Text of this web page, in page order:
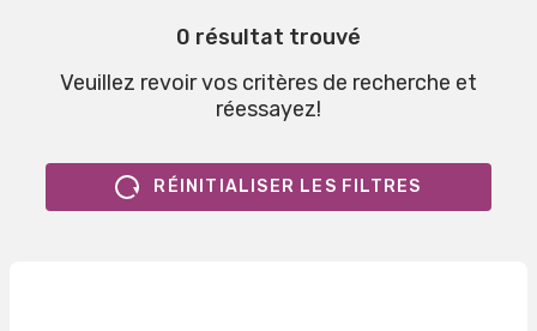
0 résultat trouvé
Veuillez revoir vos critères de recherche et
réessayez!
RÉINITIALISER LES FILTRES